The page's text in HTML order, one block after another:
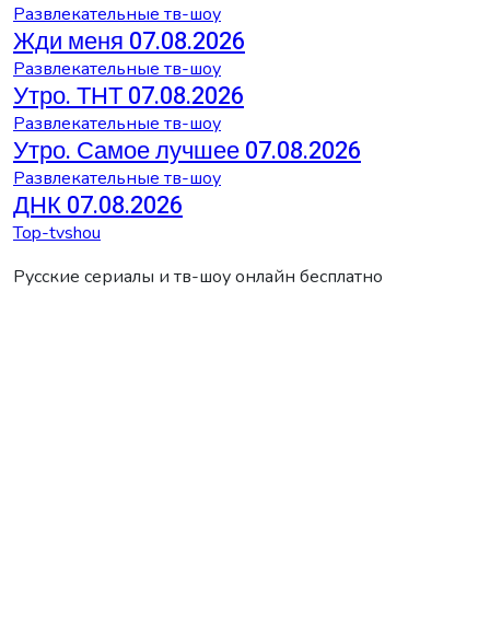
Развлекательные тв-шоу
Жди меня 07.08.2026
Развлекательные тв-шоу
Утро. ТНТ 07.08.2026
Развлекательные тв-шоу
Утро. Самое лучшее 07.08.2026
Развлекательные тв-шоу
ДНК 07.08.2026
Top-tvshou
Русские сериалы и тв-шоу онлайн бесплатно